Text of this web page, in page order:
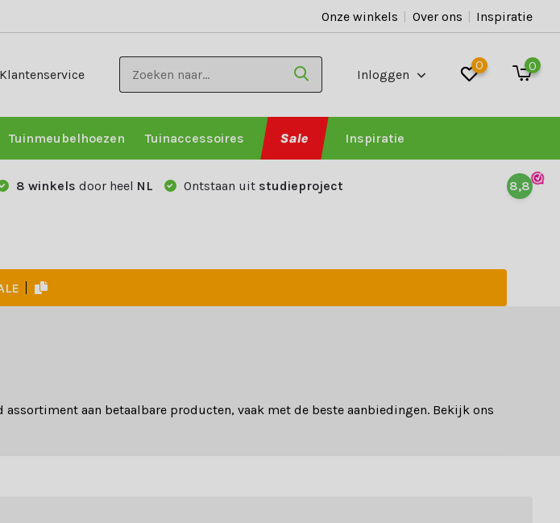
Onze winkels | Over ons | Inspiratie
Klantenservice Inloggen
0 0
Tuinmeubelhoezen Tuinaccessoires Sale Inspiratie
8 winkels door heel NL Ontstaan uit studieproject 8,8
aan betaalbare producten, vaak met de beste aanbiedingen. Bekijk ons